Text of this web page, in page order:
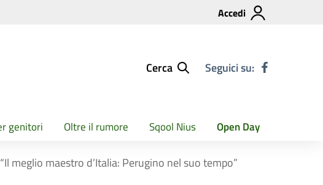
Accedi
Cerca Seguici su:
genitori Oltre il rumore Sqool Nius Open Day
meglio maestro d’Italia: Perugino nel suo tempo”